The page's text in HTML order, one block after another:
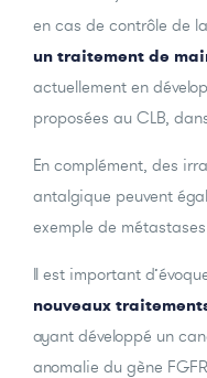
en cas de contrôle de
un traitement de
actuellement en
proposées au CLB,
En complément, des
antalgique peuvent
exemple de métastases
Il est important
nouveaux
ayant développé un
anomalie du gène